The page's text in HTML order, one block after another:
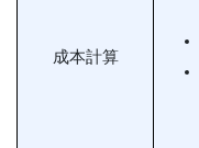
成本計算